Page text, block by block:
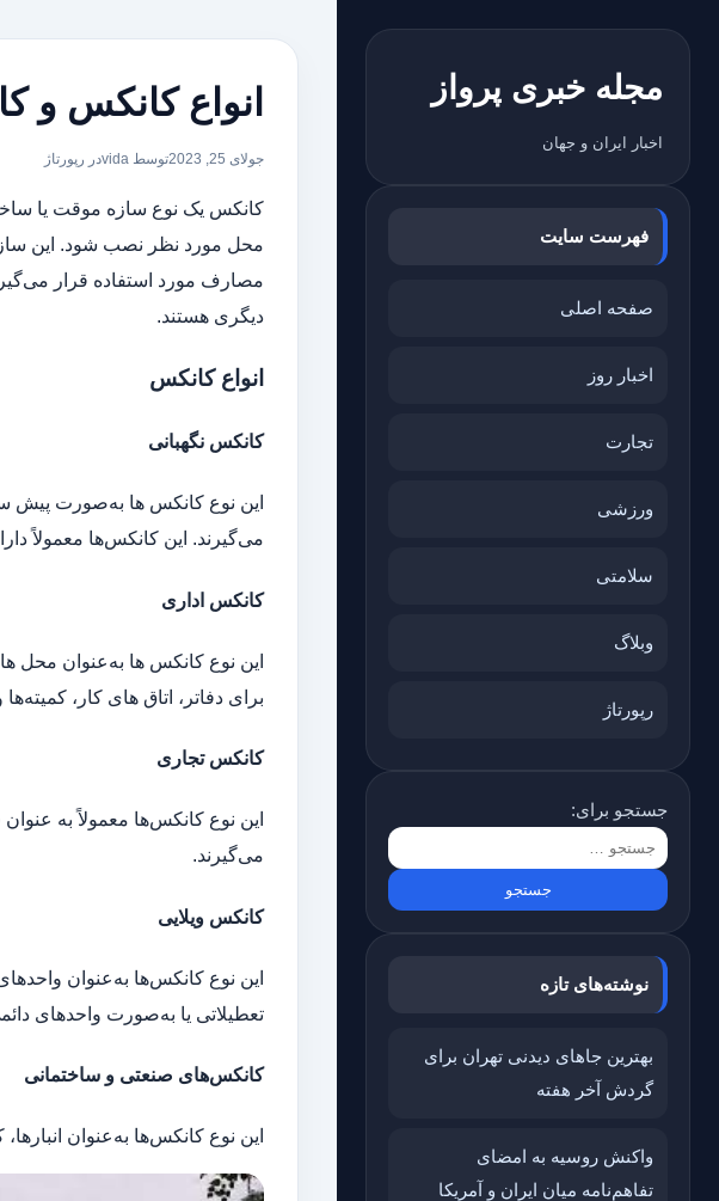
مجله خبری پرواز
اخبار ایران و جهان
فهرست سایت
صفحه اصلی
اخبار روز
تجارت
ورزشی
سلامتی
وبلاگ
رپورتاژ
جستجو برای:
نوشته‌های تازه
بهترین جاهای دیدنی تهران برای
گردش آخر هفته
واکنش روسیه به امضای
تفاهم‌نامه میان ایران و آمریکا
انواع کانکس و
جولای 25, 2023 توسط vida در رپورتاژ
کانکس یک نوع سازه موقت یا
محل مورد نظر نصب شود. این
مصارف مورد استفاده قرار
دیگری هستند.
انواع کانکس
کانکس نگهبانی
این نوع کانکس‌ ها به‌صورت پیش‌
می‌گیرند. این کانکس‌ها معمولاً
کانکس اداری
این نوع کانکس‌ ها به‌عنوان محل‌
برای دفاتر، اتاق‌ های کار،
کانکس تجاری
این نوع کانکس‌ها معمولاً به
می‌گیرند.
کانکس ویلایی
این نوع کانکس‌ها به‌عنوان
تعطیلاتی یا به‌صورت واحدهای
کانکس‌های صنعتی و ساختمانی
این نوع کانکس‌ها به‌عنوان